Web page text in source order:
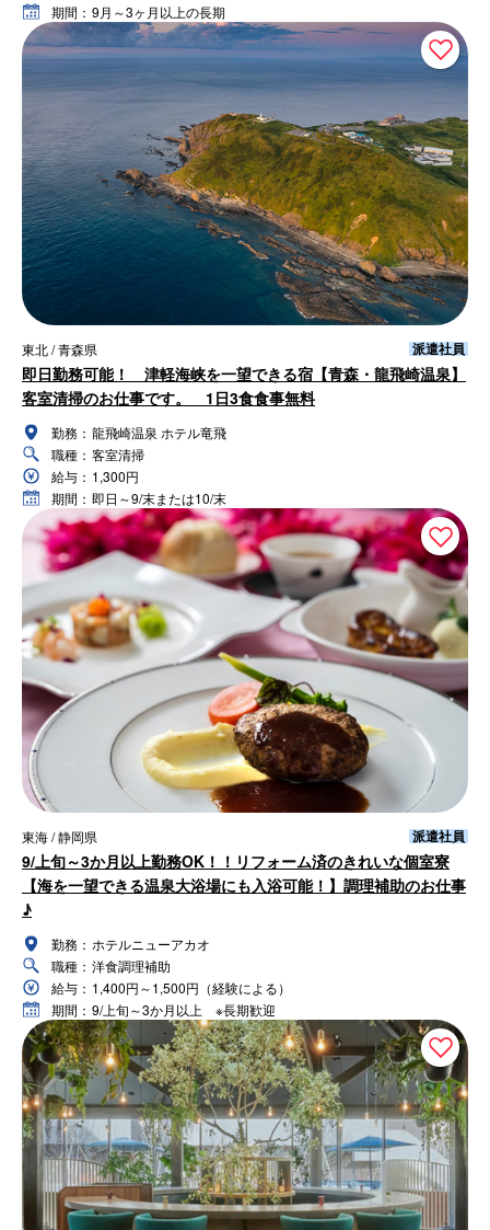
期間： 9月～3ヶ月以上の長期
東北 / 青森県 派遣社員
即日勤務可能！ 津軽海峡を一望できる宿【青森・龍飛崎温泉】
客室清掃のお仕事です。 1日3食食事無料
勤務： 龍飛崎温泉 ホテル竜飛
職種： 客室清掃
給与： 1,300円
期間： 即日～9/末または10/末
東海 / 静岡県 派遣社員
9/上旬～3か月以上勤務OK！！リフォーム済のきれいな個室寮
【海を一望できる温泉大浴場にも入浴可能！】調理補助のお仕事
♪
勤務： ホテルニューアカオ
職種： 洋食調理補助
給与： 1,400円～1,500円（経験による）
期間： 9/上旬～3か月以上 ※長期歓迎